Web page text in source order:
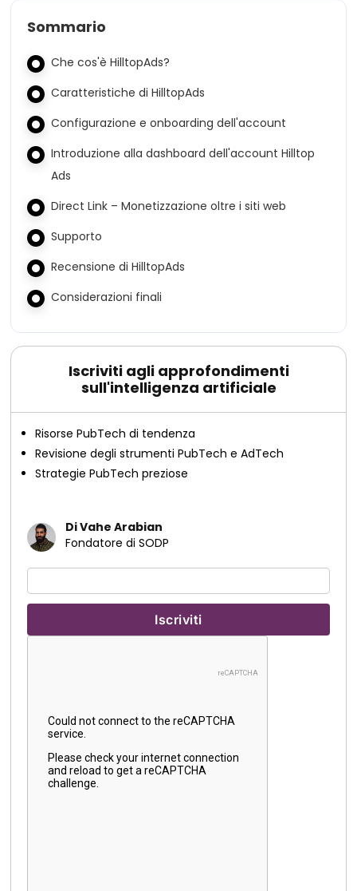
Sommario
Che cos'è HilltopAds?
Caratteristiche di HilltopAds
Configurazione e onboarding dell'account
Introduzione alla dashboard dell'account Hilltop
Ads
Direct Link – Monetizzazione oltre i siti web
Supporto
Recensione di HilltopAds
Considerazioni finali
Iscriviti agli approfondimenti
sull'intelligenza artificiale
Risorse PubTech di tendenza
Revisione degli strumenti PubTech e AdTech
Strategie PubTech preziose
Di Vahe Arabian
Fondatore di SODP